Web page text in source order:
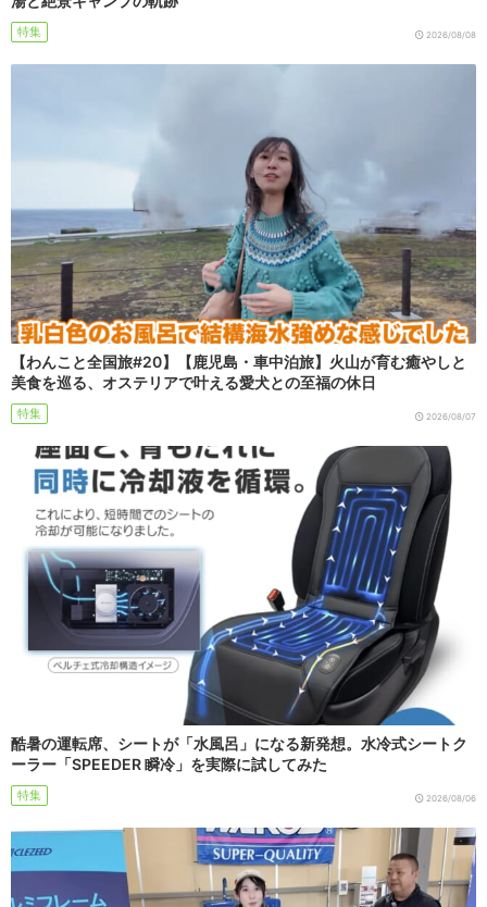
特集 2026/08/08
【わんこと全国旅#20】【鹿児島・車中泊旅】火山が育む癒やしと
美食を巡る、オステリアで叶える愛犬との至福の休日
特集 2026/08/07
酷暑の運転席、シートが「水風呂」になる新発想。水冷式シートク
ーラー「SPEEDER 瞬冷」を実際に試してみた
特集 2026/08/06